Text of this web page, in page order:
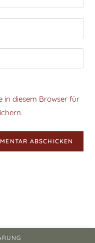
in diesem Browser für